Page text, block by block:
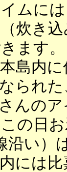
ムに
炊き
ます。
島内に
られ
んの
の日
沿い）
には